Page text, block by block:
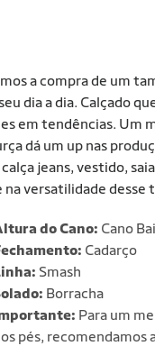
a compra de um
dia a dia. Calçado
em tendências.
dá um up nas
jeans, vestido,
versatilidade desse
do Cano: Cano
Cadarço
Smash
Borracha
Para um
pés, recomendamos